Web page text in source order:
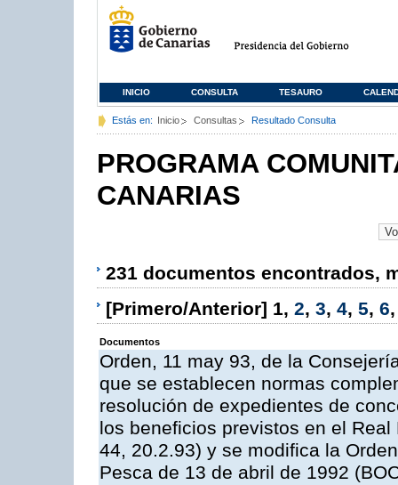
INICIO CONSULTA TESAURO
Estás en: Inicio Consultas Resultado Consulta
PROGRAMA
CANARIAS
231 documentos encontrados,
[Primero/Anterior] 1, 2, 3, 4, 5, 6
Documentos
Orden, 11 may 93, de la
que se establecen normas
resolución de expedientes de
los beneficios previstos en el
44, 20.2.93) y se modifica la
Pesca de 13 de abril de 1992